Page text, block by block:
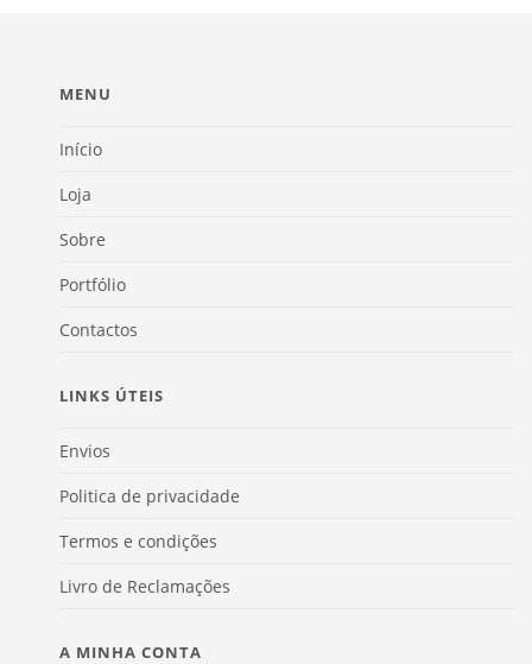
MENU
Início
Loja
Sobre
Portfólio
Contactos
LINKS ÚTEIS
Envios
Politica de privacidade
Termos e condições
Livro de Reclamações
A MINHA CONTA